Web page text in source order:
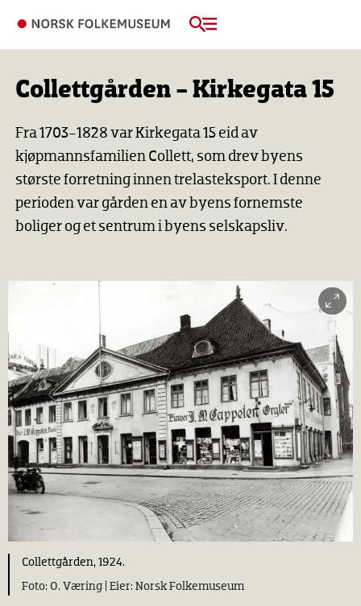
Collettgården - Kirkegata 15
Fra 1703-1828 var Kirkegata 15 eid av
kjøpmannsfamilien Collett, som drev byens
største forretning innen trelasteksport. I denne
perioden var gården en av byens fornemste
boliger og et sentrum i byens selskapsliv.
Collettgården, 1924.
O. Væring |
Norsk Folkemuseum